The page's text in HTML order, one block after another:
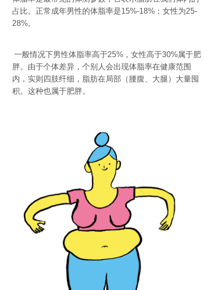
占比。正常成年男性的体脂率是15%-18%；女性为25-
28%。
一般情况下男性体脂率高于25%，女性高于30%属于肥
胖。由于个体差异，个别人会出现体脂率在健康范围
内，实则四肢纤细，脂肪在局部（腰腹、大腿）大量囤
积。这种也属于肥胖。